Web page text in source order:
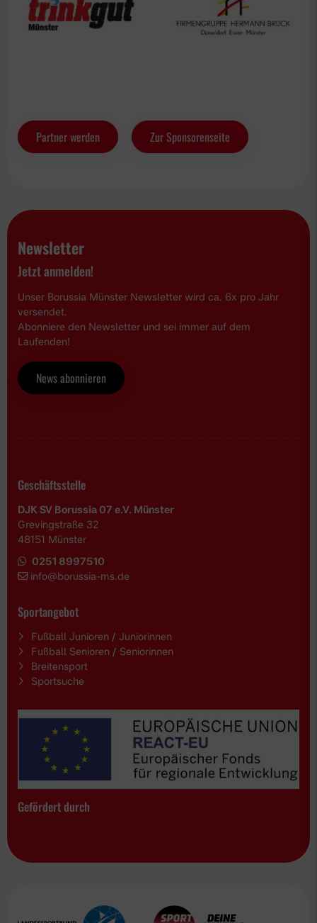
Partner werden Zur Sponsorenseite
Newsletter
Jetzt anmelden!
Unser Borussia Münster Newsletter wird ca. 6x pro Jahr
versendet.
Abonniere den Newsletter und sei immer auf dem
Laufenden!
News abonnieren
Geschäftsstelle
DJK SV Borussia 07 e.V. Münster
Grevingstraße 32
48151 Münster
0251 8997510
info@borussia-ms.de
Sportangebot
Fußball Junioren / Juniorinnen
Fußball Senioren / Seniorinnen
Breitensport
Sportsuche
Gefördert durch